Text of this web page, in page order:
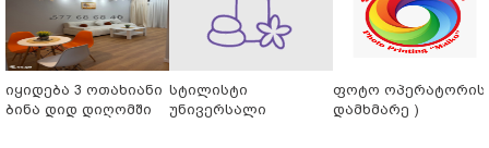
იყიდება 3 ოთახიანი
ბინა დიდ დიღომში
სტილისტი
უნივერსალი
ფოტო ოპერატორის
დამხმარე )